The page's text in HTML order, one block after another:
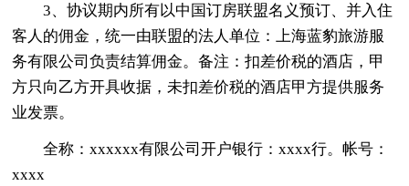
3、协议期内所有以中国订房联盟名义预订、并入住
客人的佣金，统一由联盟的法人单位：上海蓝豹旅游服
务有限公司负责结算佣金。备注：扣差价税的酒店，甲
方只向乙方开具收据，未扣差价税的酒店甲方提供服务
业发票。
全称：xxxxxx有限公司开户银行：xxxx行。帐号：
xxxx